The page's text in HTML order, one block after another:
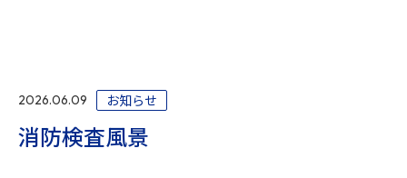
2026.06.09 お知らせ
消防検査風景